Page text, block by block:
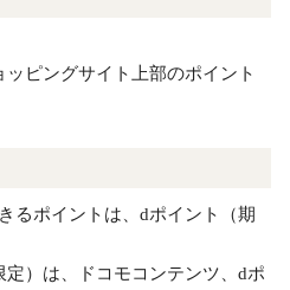
ピングサイト上部のポイント
るポイントは、dポイント（期
）は、ドコモコンテンツ、dポ